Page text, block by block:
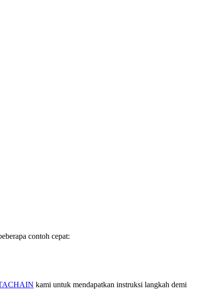
contoh cepat:
kami untuk mendapatkan instruksi langkah demi